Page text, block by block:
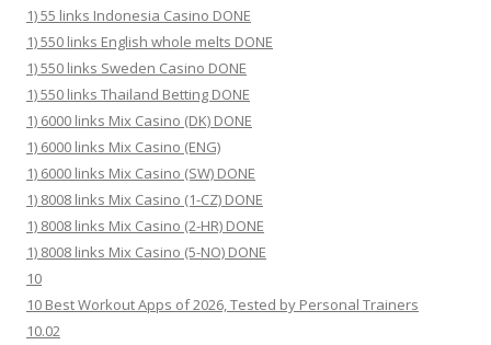
1) 55 links Indonesia Casino DONE
1) 550 links English whole melts DONE
1) 550 links Sweden Casino DONE
1) 550 links Thailand Betting DONE
1) 6000 links Mix Casino (DK) DONE
1) 6000 links Mix Casino (ENG)
1) 6000 links Mix Casino (SW) DONE
1) 8008 links Mix Casino (1-CZ) DONE
1) 8008 links Mix Casino (2-HR) DONE
1) 8008 links Mix Casino (5-NO) DONE
10
10 Best Workout Apps of 2026, Tested by Personal Trainers
10.02